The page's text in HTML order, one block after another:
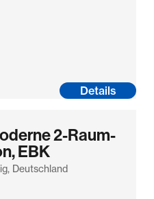
Details
2-Raum-
EBK
Deutschland